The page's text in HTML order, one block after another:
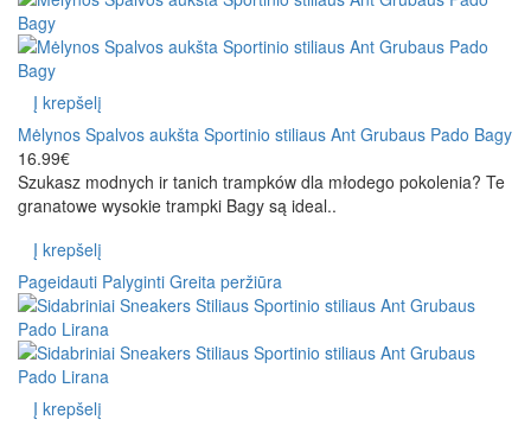
Į krepšelį
Mėlynos Spalvos aukšta Sportinio stiliaus Ant Grubaus Pado Bagy
16.99€
Szukasz modnych ir tanich trampków dla młodego pokolenia? Te
granatowe wysokie trampki Bagy są ideal..
Į krepšelį
Pageidauti Palyginti Greita peržiūra
Į krepšelį